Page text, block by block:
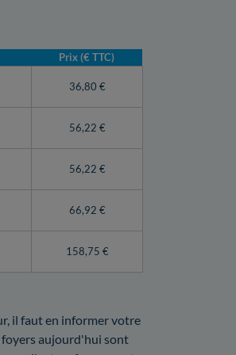
Prix (€ TTC)
36,80 €
56,22 €
56,22 €
66,92 €
158,75 €
il faut en informer votre
foyers aujourd'hui sont